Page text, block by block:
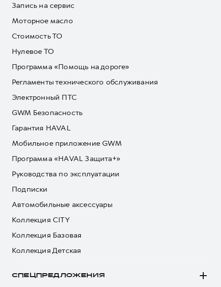
Запись на сервис
Моторное масло
Стоимость ТО
Нулевое ТО
Программа «Помощь на дороге»
Регламенты технического обслуживания
Электронный ПТС
GWM Безопасность
Гарантия HAVAL
Мобильное приложение GWM
Программа «HAVAL Защита+»
Руководства по эксплуатации
Подписки
Автомобильные аксессуары
Коллекция CITY
Коллекция Базовая
Коллекция Детская
СПЕЦПРЕДЛОЖЕНИЯ